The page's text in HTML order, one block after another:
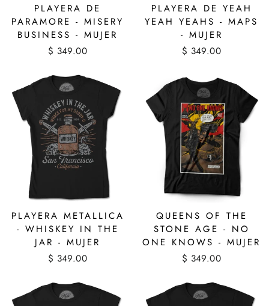
PLAYERA DE
PARAMORE - MISERY
BUSINESS - MUJER
$ 349.00
PLAYERA DE YEAH
YEAH YEAHS - MAPS
- MUJER
$ 349.00
PLAYERA METALLICA
- WHISKEY IN THE
JAR - MUJER
$ 349.00
QUEENS OF THE
STONE AGE - NO
ONE KNOWS - MUJER
$ 349.00